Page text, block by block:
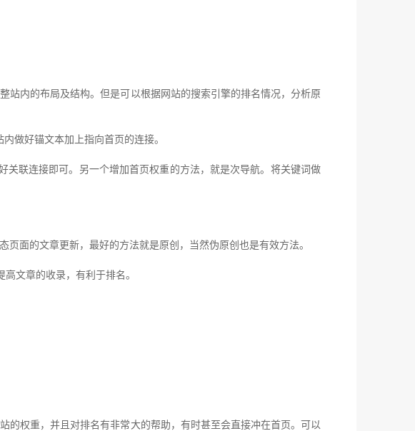
内的布局及结构。但是可以根据网站的搜索引擎的排名情况，分析原
做好锚文本加上指向首页的连接。
联连接即可。另一个增加首页权重的方法，就是次导航。将关键词做
面的文章更新，最好的方法就是原创，当然伪原创也是有效方法。
文章的收录，有利于排名。
权重，并且对排名有非常大的帮助，有时甚至会直接冲在首页。可以